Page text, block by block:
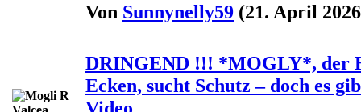
Von Sunnynelly59 (21. April
DRINGEND !!! *MOGLY*, der
Ecken, sucht Schutz – doch es